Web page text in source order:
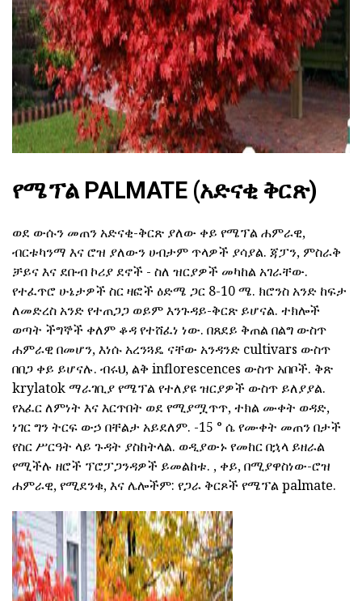
ad
የሜፕል PALMATE (አድናቂ ቅርጽ)
ወደ ውሱን መጠን አድናቂ-ቅርጽ ያለው ቀይ የሜፕል ሐምራዊ,
ብርቱካንማ እና ሮዝ ያለውን ሀብታም ጥላዎች ያሳያል. ጃፓን, ምስራቅ
ቻይና እና ደቡብ ኮሪያ ደኖች - ስለ ዝርያዎች መካከል አገራቸው.
የተፈጥሮ ሁኔታዎች ስር ዛፎች ዕድሜ ጋር 8-10 ሜ. ክሮንስ አንድ ከፍታ
ለመድረስ አንድ የተጠጋጋ ወይም እንጉዳይ-ቅርጽ ይሆናል. ተክሎች
ወጣት ችግኞች ቀለም ቆዳ የተሸፈነ ነው. በጸደይ ቅጠል በልግ ውስጥ
ሐምራዊ በመሆን, እነሱ አረንጓዴ ናቸው አንዳንድ cultivars ውስጥ
በበጋ ቀይ ይሆናሉ. ብሩህ, ልቅ inflorescences ውስጥ አበቦች. ቅጽ
krylatok ማራገቢያ የሜፕል የተለያዩ ዝርያዎች ውስጥ ይለያያል.
የአፈር ለምነት እና እርጥበት ወደ የሚያሟጥጥ, ተክል ሙቀት ወዳድ,
ነገር ግን ትርፍ ውኃ በቸልታ አይደለም. -15 ° ሴ የሙቀት መጠን በታች
የስር ሥርዓት ላይ ጉዳት ያስከትላል. ወዲያውኑ የመከር በኋላ ይዘራል
የሚችሉ ዘሮች ፕሮፓጋንዳዎች ይመልከቱ. , ቀይ, በሚያዋስነው-ሮዝ
ሐምራዊ, የሚደንቁ, እና ሌሎችም: የጋራ ቅርጾች የሜፕል palmate.